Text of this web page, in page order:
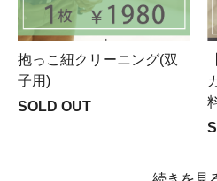
抱っこ紐クリーニング(双
子用)
SOLD OUT